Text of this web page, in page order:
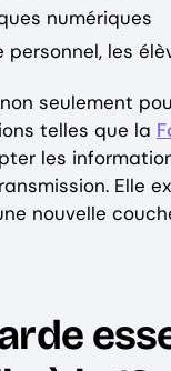
numériques
les
seulement
telles que la
les
Elle
nouvelle